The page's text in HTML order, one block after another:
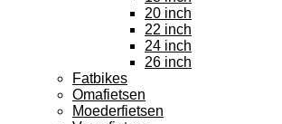
20 inch
22 inch
24 inch
26 inch
Fatbikes
Omafietsen
Moederfietsen